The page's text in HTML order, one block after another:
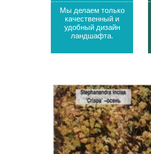
Мы делаем только
качественный и
удобный дизайн
ландшафта.